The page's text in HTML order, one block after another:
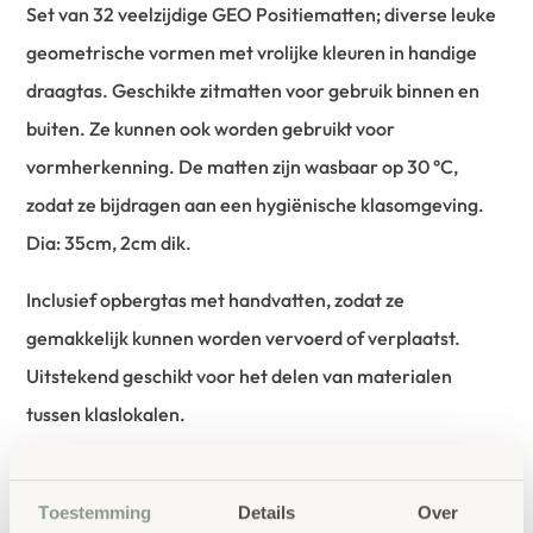
Toestemming Details Over
Set van 32 veelzijdige GEO Positiematten; diverse leuke
geometrische vormen met vrolijke kleuren in handige
draagtas. Geschikte zitmatten voor gebruik binnen en
buiten. Ze kunnen ook worden gebruikt voor
vormherkenning. De matten zijn wasbaar op 30 °C,
zodat ze bijdragen aan een hygiënische klasomgeving.
Dia: 35cm, 2cm dik.
Inclusief opbergtas met handvatten, zodat ze
gemakkelijk kunnen worden vervoerd of verplaatst.
Uitstekend geschikt voor het delen van materialen
tussen klaslokalen.